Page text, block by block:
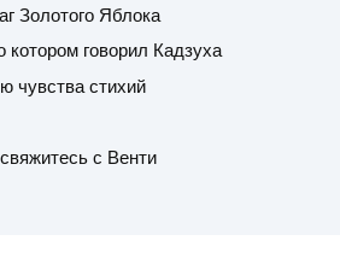
Золотого Яблока
котором говорил Кадзуха
чувства стихий
с Венти